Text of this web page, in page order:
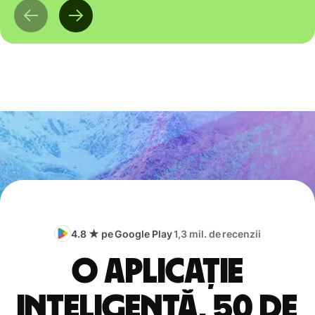
4.8 ★ pe Google Play1,3 mil. de recenzii
O aplicație